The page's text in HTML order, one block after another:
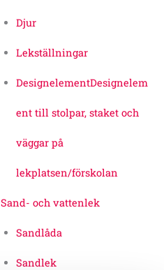
Djur
Lekställningar
DesignelementDesignelem
ent till stolpar, staket och
väggar på
lekplatsen/förskolan
Sand- och vattenlek
Sandlåda
Sandlek